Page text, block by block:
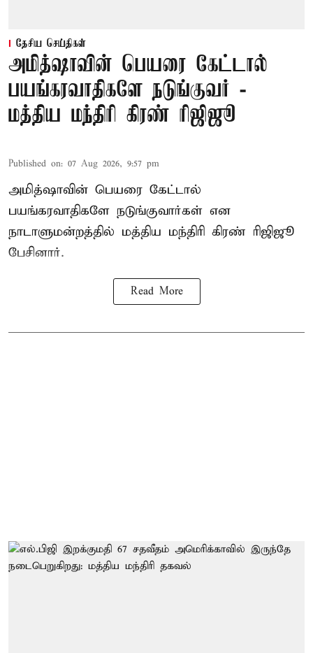
தேசிய செய்திகள்
அமித்ஷாவின் பெயரை கேட்டால்
பயங்கரவாதிகளே நடுங்குவர் -
மத்திய மந்திரி கிரண் ரிஜிஜூ
Published on: 07 Aug 2026, 9:57 pm
அமித்ஷாவின் பெயரை கேட்டால்
பயங்கரவாதிகளே நடுங்குவார்கள் என
நாடாளுமன்றத்தில் மத்திய மந்திரி கிரண் ரிஜிஜூ
பேசினார்.
Read More